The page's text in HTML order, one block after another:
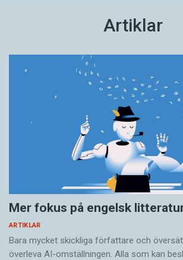
Artiklar
Mer fokus på engelsk
ARTIKLAR
Bara mycket skickliga författare och
överleva AI-omställningen. Alla som kan